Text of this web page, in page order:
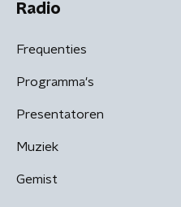
Radio
Frequenties
Programma's
Presentatoren
Muziek
Gemist